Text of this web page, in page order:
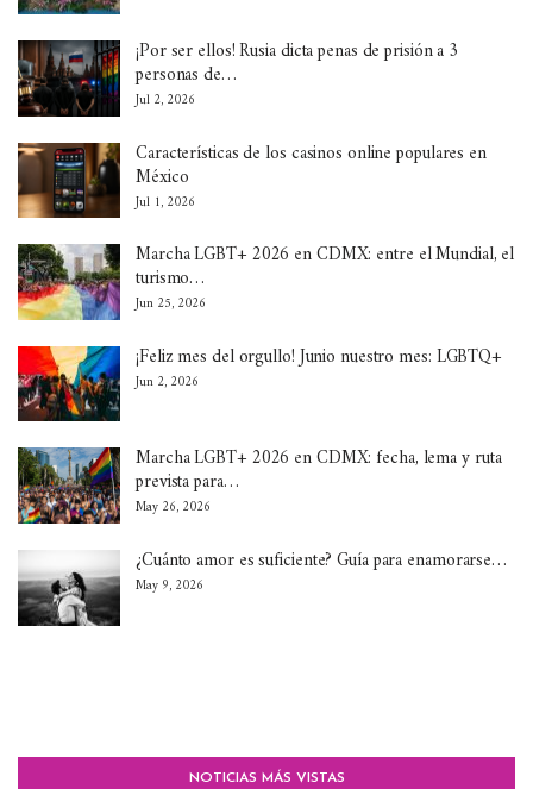
¡Por ser ellos! Rusia dicta penas de prisión a 3
personas de…
Jul 2, 2026
Características de los casinos online populares en
México
Jul 1, 2026
Marcha LGBT+ 2026 en CDMX: entre el Mundial, el
turismo…
Jun 25, 2026
¡Feliz mes del orgullo! Junio nuestro mes: LGBTQ+
Jun 2, 2026
Marcha LGBT+ 2026 en CDMX: fecha, lema y ruta
prevista para…
May 26, 2026
¿Cuánto amor es suficiente? Guía para enamorarse…
May 9, 2026
NOTICIAS MÁS VISTAS